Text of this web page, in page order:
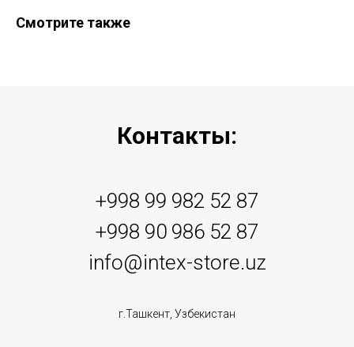
Смотрите также
Контакты:
+998 99 982 52 87
+998 90 986 52 87
info@intex-store.uz
г.Ташкент, Узбекистан